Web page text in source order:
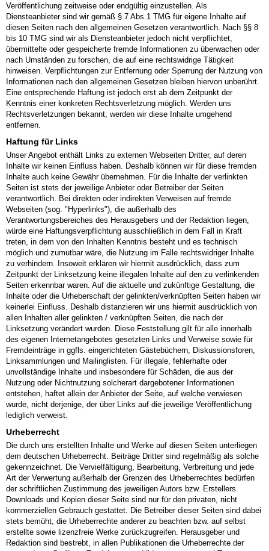
Veröffentlichung zeitweise oder endgültig einzustellen. Als
Diensteanbieter sind wir gemäß § 7 Abs.1 TMG für eigene Inhalte auf
diesen Seiten nach den allgemeinen Gesetzen verantwortlich. Nach §§ 8
bis 10 TMG sind wir als Diensteanbieter jedoch nicht verpflichtet,
übermittelte oder gespeicherte fremde Informationen zu überwachen oder
nach Umständen zu forschen, die auf eine rechtswidrige Tätigkeit
hinweisen. Verpflichtungen zur Entfernung oder Sperrung der Nutzung von
Informationen nach den allgemeinen Gesetzen bleiben hiervon unberührt.
Eine entsprechende Haftung ist jedoch erst ab dem Zeitpunkt der
Kenntnis einer konkreten Rechtsverletzung möglich. Werden uns
Rechtsverletzungen bekannt, werden wir diese Inhalte umgehend
entfernen.
Haftung für Links
Unser Angebot enthält Links zu externen Webseiten Dritter, auf deren
Inhalte wir keinen Einfluss haben. Deshalb können wir für diese fremden
Inhalte auch keine Gewähr übernehmen. Für die Inhalte der verlinkten
Seiten ist stets der jeweilige Anbieter oder Betreiber der Seiten
verantwortlich. Bei direkten oder indirekten Verweisen auf fremde
Webseiten (sog. "Hyperlinks"), die außerhalb des
Verantwortungsbereiches des Herausgebers und der Redaktion liegen,
würde eine Haftungsverpflichtung ausschließlich in dem Fall in Kraft
treten, in dem von den Inhalten Kenntnis besteht und es technisch
möglich und zumutbar wäre, die Nutzung im Falle rechtswidriger Inhalte
zu verhindern. Insoweit erklären wir hiermit ausdrücklich, dass zum
Zeitpunkt der Linksetzung keine illegalen Inhalte auf den zu verlinkenden
Seiten erkennbar waren. Auf die aktuelle und zukünftige Gestaltung, die
Inhalte oder die Urheberschaft der gelinkten/verknüpften Seiten haben wir
keinerlei Einfluss. Deshalb distanzieren wir uns hiermit ausdrücklich von
allen Inhalten aller gelinkten / verknüpften Seiten, die nach der
Linksetzung verändert wurden. Diese Feststellung gilt für alle innerhalb
des eigenen Internetangebotes gesetzten Links und Verweise sowie für
Fremdeinträge in ggfls. eingerichteten Gästebüchern, Diskussionsforen,
Linksammlungen und Mailinglisten. Für illegale, fehlerhafte oder
unvollständige Inhalte und insbesondere für Schäden, die aus der
Nutzung oder Nichtnutzung solcherart dargebotener Informationen
entstehen, haftet allein der Anbieter der Seite, auf welche verwiesen
wurde, nicht derjenige, der über Links auf die jeweilige Veröffentlichung
lediglich verweist.
Urheberrecht
Die durch uns erstellten Inhalte und Werke auf diesen Seiten unterliegen
dem deutschen Urheberrecht. Beiträge Dritter sind regelmäßig als solche
gekennzeichnet. Die Vervielfältigung, Bearbeitung, Verbreitung und jede
Art der Verwertung außerhalb der Grenzen des Urheberrechtes bedürfen
der schriftlichen Zustimmung des jeweiligen Autors bzw. Erstellers.
Downloads und Kopien dieser Seite sind nur für den privaten, nicht
kommerziellen Gebrauch gestattet. Die Betreiber dieser Seiten sind dabei
stets bemüht, die Urheberrechte anderer zu beachten bzw. auf selbst
erstellte sowie lizenzfreie Werke zurückzugreifen. Herausgeber und
Redaktion sind bestrebt, in allen Publikationen die Urheberrechte der